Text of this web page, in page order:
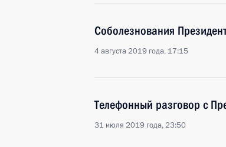
Соболезнования
4 августа 2019 года, 17:15
Телефонный разговор с
31 июля 2019 года, 23:50